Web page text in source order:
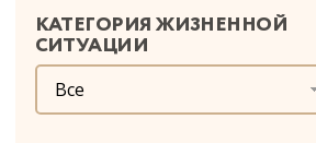
КАТЕГОРИЯ ЖИЗНЕННОЙ
СИТУАЦИИ
Все